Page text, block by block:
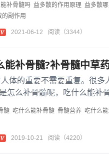
补骨髓吗 益多散的作用原理 益多散
的副作用
2021-06-12 阅读（3344）
能补骨髓?补骨髓中草
体的重要不需要重复。很
怎么补骨髓呢，吃什么能补
髓 吃什么能补骨髓 骨髓营养 吃什么
2019-10-21 阅读（4220）